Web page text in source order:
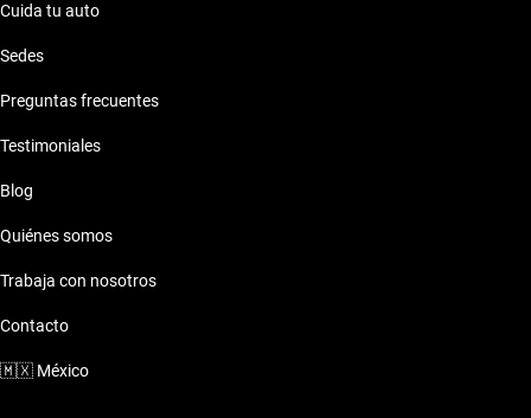
Cuida tu auto
Sedes
Preguntas frecuentes
Testimoniales
Blog
Quiénes somos
Trabaja con nosotros
Contacto
🇲🇽 México